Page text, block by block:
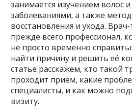
занимается изучением волос
заболеваниями, а также
восстановления и ухода.
прежде всего профессионал,
не просто временно
найти причину и решить её
статье расскажем, кто такой
проходит приём, какие
специалисты, и как можно
визиту.